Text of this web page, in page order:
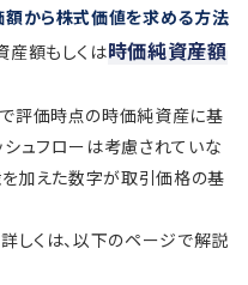
額から株式価値を求める方法
産額もしくは時価純資産額
評価時点の時価純資産に基
ュフローは考慮されていな
を加えた数字が取引価格の基
しくは、以下のページで解説